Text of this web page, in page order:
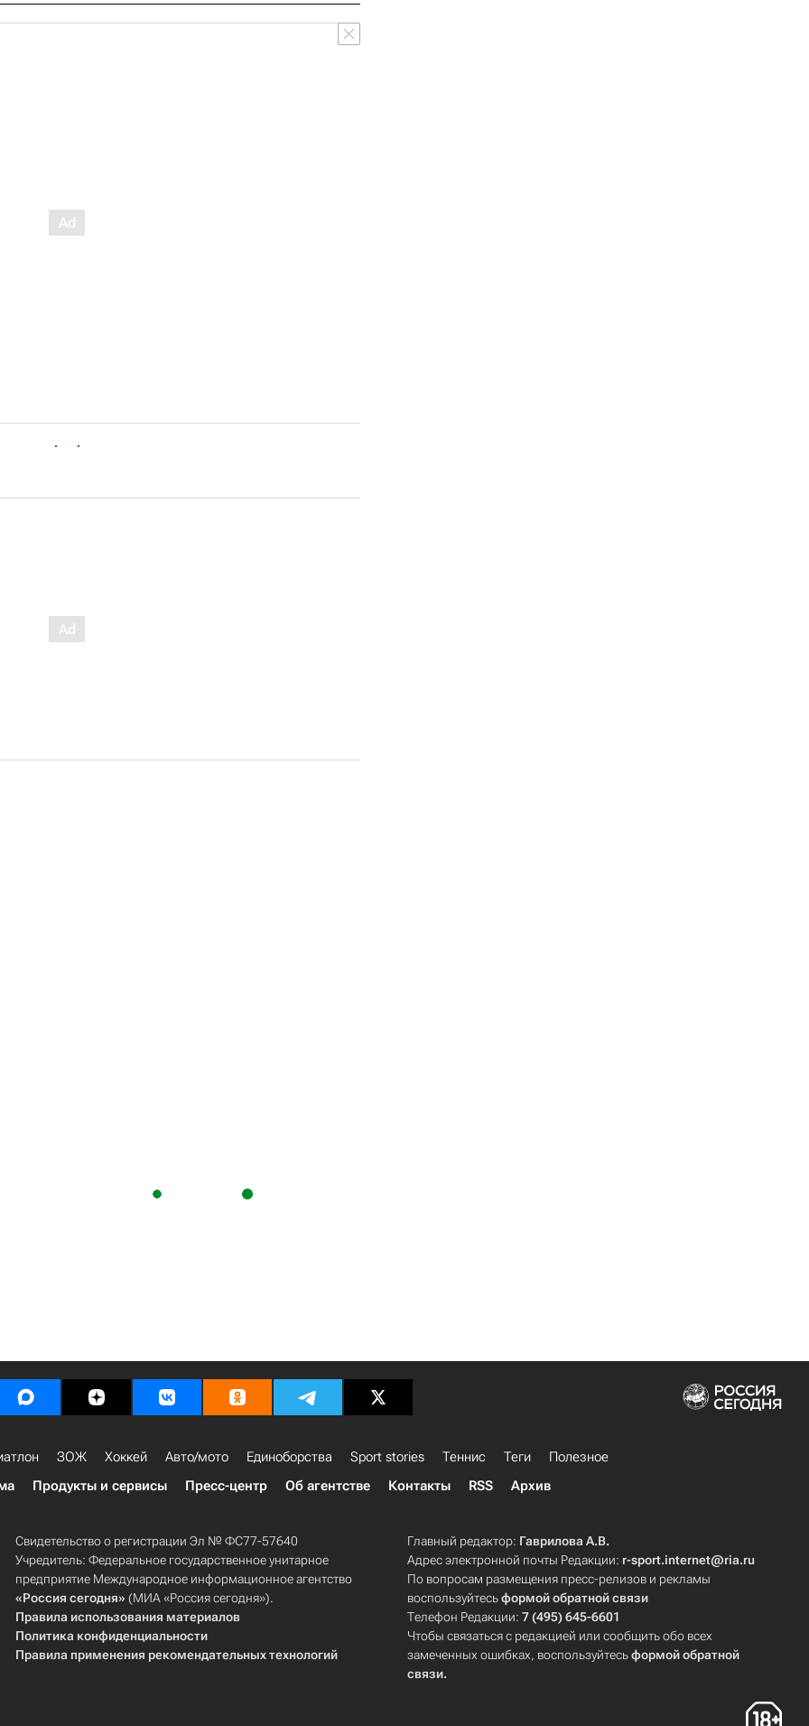
ЗОЖ Хоккей Авто/мото Единоборства Sport stories Теннис Теги
Полезное
Продукты и сервисы Пресс-центр Об агентстве Контакты RSS Архив
Свидетельство о регистрации Эл № ФС77-57640
Учредитель: Федеральное государственное унитарное
предприятие Международное информационное агентство
«Россия сегодня» (МИА «Россия сегодня»).
Правила использования материалов
Политика конфиденциальности
Правила применения рекомендательных технологий
Главный редактор: Гаврилова А.В.
Адрес электронной почты Редакции: r-sport.internet@ria.ru
По вопросам размещения пресс-релизов и рекламы
воспользуйтесьформой обратной связи
Телефон Редакции:7 (495) 645-6601
Чтобы связаться с редакцией или сообщить обо всех
замеченных ошибках, воспользуйтесьформой обратной
связи.